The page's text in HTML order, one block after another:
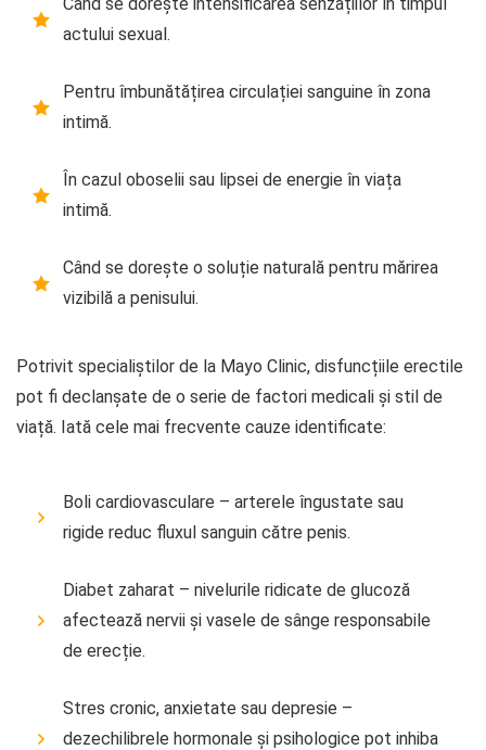
actului sexual.
Pentru îmbunătățirea circulației sanguine în zona
intimă.
În cazul oboselii sau lipsei de energie în viața
intimă.
Când se dorește o soluție naturală pentru mărirea
vizibilă a penisului.
Potrivit specialiștilor de la Mayo Clinic, disfuncțiile erectile
pot fi declanșate de o serie de factori medicali și stil de
viață. Iată cele mai frecvente cauze identificate:
Boli cardiovasculare – arterele îngustate sau
rigide reduc fluxul sanguin către penis.
Diabet zaharat – nivelurile ridicate de glucoză
afectează nervii și vasele de sânge responsabile
de erecție.
Stres cronic, anxietate sau depresie –
dezechilibrele hormonale și psihologice pot inhiba